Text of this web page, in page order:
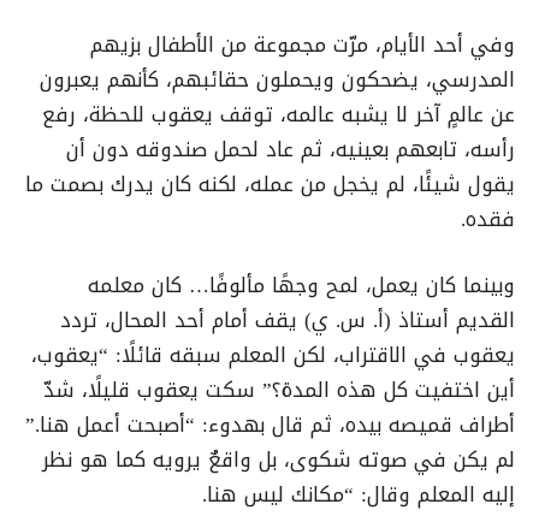
وفي أحد الأيام، مرّت مجموعة من الأطفال بزيهم
المدرسي، يضحكون ويحملون حقائبهم، كأنهم يعبرون
عن عالمٍ آخر لا يشبه عالمه، توقف يعقوب للحظة، رفع
رأسه، تابعهم بعينيه، ثم عاد لحمل صندوقه دون أن
يقول شيئًا، لم يخجل من عمله، لكنه كان يدرك بصمت ما
فقده.
وبينما كان يعمل، لمح وجهًا مألوفًا… كان معلمه
القديم أستاذ (أ. س. ي) يقف أمام أحد المحال، تردد
يعقوب في الاقتراب، لكن المعلم سبقه قائلًا: “يعقوب،
أين اختفيت كل هذه المدة؟” سكت يعقوب قليلًا، شدّ
أطراف قميصه بيده، ثم قال بهدوء: “أصبحت أعمل هنا.”
لم يكن في صوته شكوى، بل واقعٌ يرويه كما هو نظر
إليه المعلم وقال: “مكانك ليس هنا.